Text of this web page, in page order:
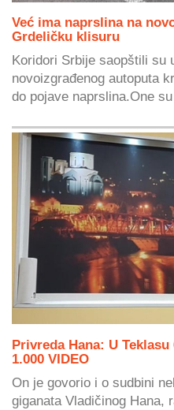
Već ima naprslina na
Grdeličku klisuru
Koridori Srbije saopštili su
novoizgrađenog autoputa
do pojave naprslina.One
Privreda Hana: U
1.000 VIDEO
On je govorio i o sudbini
giganata Vladičinog Hana,